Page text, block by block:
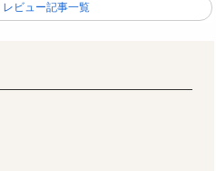
レビュー記事一覧